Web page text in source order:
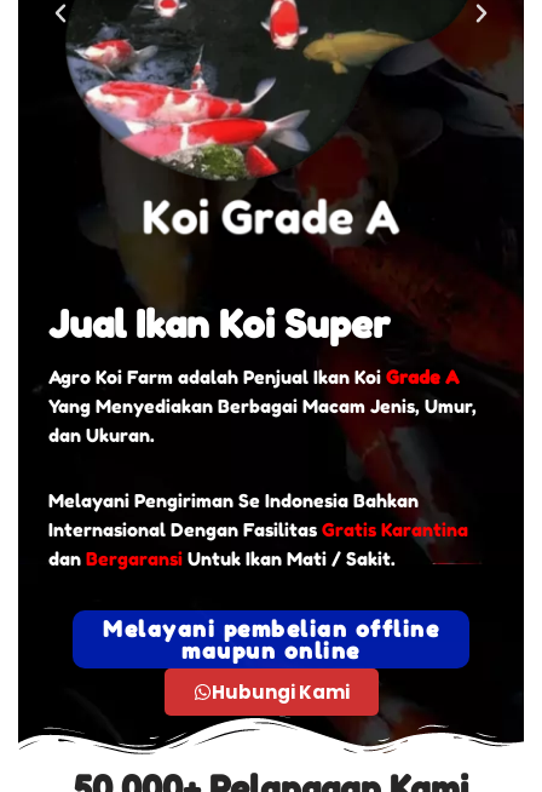
Jual Ikan Koi Super
Agro Koi Farm adalah Penjual Ikan Koi Grade A
Yang Menyediakan Berbagai Macam Jenis, Umur,
dan Ukuran.
Melayani Pengiriman Se Indonesia Bahkan
Internasional Dengan Fasilitas Gratis Karantina
dan Bergaransi Untuk Ikan Mati / Sakit.
Melayani pembelian offline
maupun online
Hubungi Kami